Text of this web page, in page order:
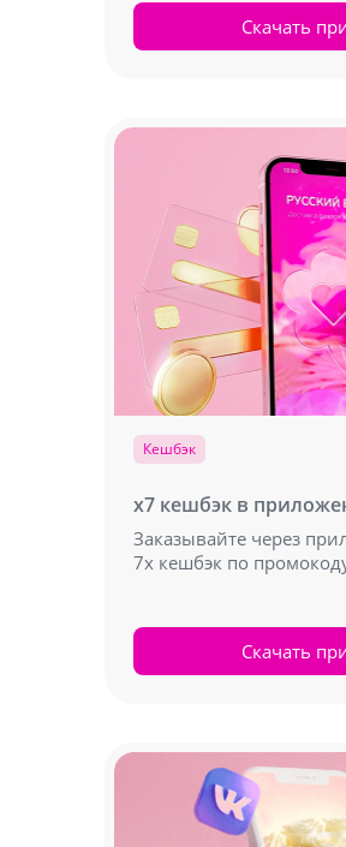
Скачать
Кешбэк
х7 кешбэк в
Заказывайте через
7х кешбэк по
Скачать